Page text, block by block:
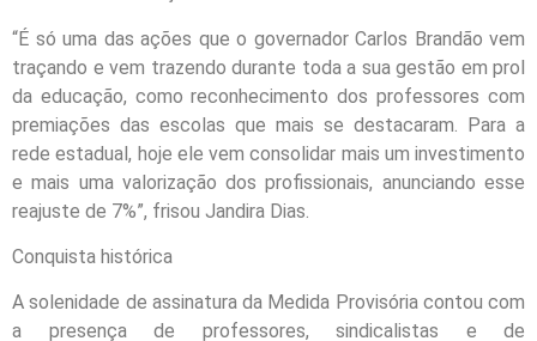
“É só uma das ações que o governador Carlos Brandão vem
traçando e vem trazendo durante toda a sua gestão em prol
da educação, como reconhecimento dos professores com
premiações das escolas que mais se destacaram. Para a
rede estadual, hoje ele vem consolidar mais um investimento
e mais uma valorização dos profissionais, anunciando esse
reajuste de 7%”, frisou Jandira Dias.
Conquista histórica
A solenidade de assinatura da Medida Provisória contou com
a presença de professores, sindicalistas e de